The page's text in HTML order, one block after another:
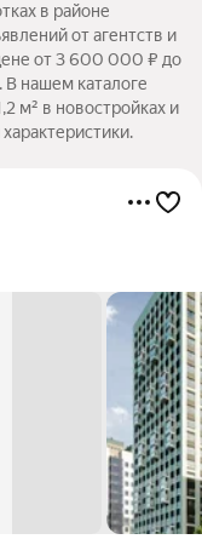
в районе
от агентств и
от 3 600 000 ₽ до
нашем каталоге
м² в новостройках и